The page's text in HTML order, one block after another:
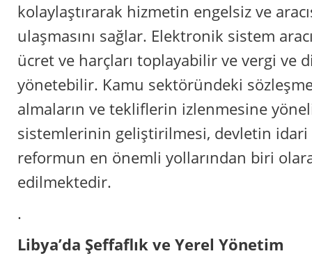
kolaylaştırarak hizmetin engelsiz ve
ulaşmasını sağlar. Elektronik sistem
ücret ve harçları toplayabilir ve vergi ve
yönetebilir. Kamu sektöründeki
almaların ve tekliflerin izlenmesine
sistemlerinin geliştirilmesi, devletin
reformun en önemli yollarından biri
edilmektedir.
.
Libya’da Şeffaflık ve Yerel Yönetim